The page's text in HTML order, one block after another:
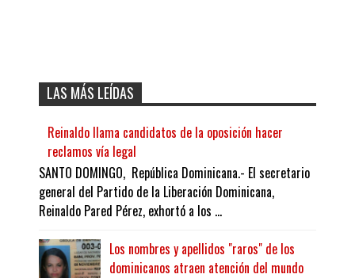
LAS MÁS LEÍDAS
Reinaldo llama candidatos de la oposición hacer
reclamos vía legal
SANTO DOMINGO, República Dominicana.- El secretario
general del Partido de la Liberación Dominicana,
Reinaldo Pared Pérez, exhortó a los ...
Los nombres y apellidos "raros" de los
dominicanos atraen atención del mundo